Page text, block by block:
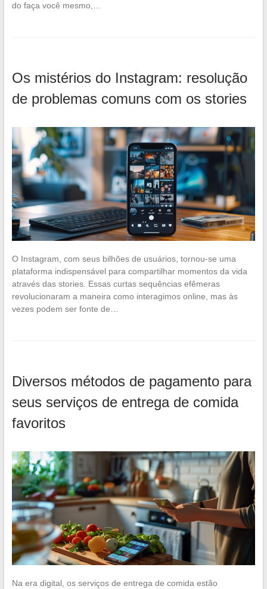
do faça você mesmo,…
Os mistérios do Instagram: resolução
de problemas comuns com os stories
O Instagram, com seus bilhões de usuários, tornou-se uma
plataforma indispensável para compartilhar momentos da vida
através das stories. Essas curtas sequências efêmeras
revolucionaram a maneira como interagimos online, mas às
vezes podem ser fonte de…
Diversos métodos de pagamento para
seus serviços de entrega de comida
favoritos
Na era digital, os serviços de entrega de comida estão